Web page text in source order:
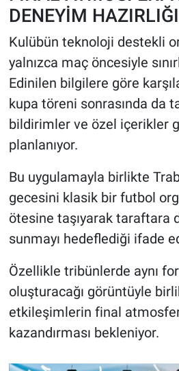
DENEYİM HAZIRLIĞI
Kulübün teknoloji destekli
yalnızca maç öncesiyle
Edinilen bilgilere göre
kupa töreni sonrasında da
bildirimler ve özel içerikler
planlanıyor.
Bu uygulamayla birlikte
gecesini klasik bir futbol
ötesine taşıyarak taraftara
sunmayı hedeflediği ifade
Özellikle tribünlerde aynı
oluşturacağı görüntüyle
etkileşimlerin final
kazandırması bekleniyor.